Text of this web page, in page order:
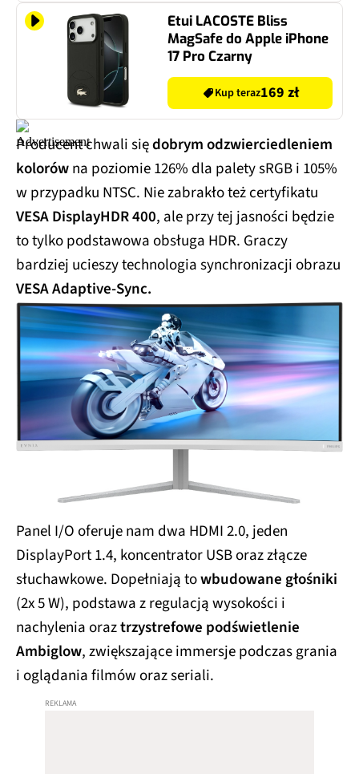
Etui LACOSTE Bliss
MagSafe do Apple iPhone
17 Pro Czarny
Kup teraz169 zł
Producent chwali siędobrym odzwierciedleniem
kolorówna poziomie 126% dla palety sRGB i 105%
w przypadku NTSC. Nie zabrakło też certyfikatu
VESA DisplayHDR 400, ale przy tej jasności będzie
to tylko podstawowa obsługa HDR. Graczy
bardziej ucieszy technologia synchronizacji obrazu
VESAAdaptive-Sync.
Panel I/O oferuje nam dwa HDMI 2.0, jeden
DisplayPort 1.4, koncentrator USB oraz złącze
słuchawkowe. Dopełniają towbudowane głośniki
(2x 5 W), podstawa z regulacją wysokości i
nachylenia oraztrzystrefowe podświetlenie
Ambiglow, zwiększające immersje podczas grania
i oglądania filmów oraz seriali.